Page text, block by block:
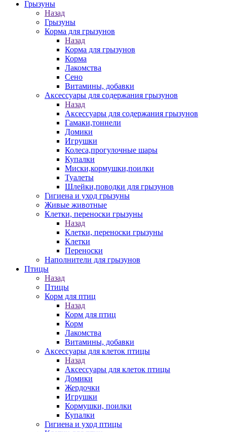
Грызуны
Назад
Грызуны
Корма для грызунов
Назад
Корма для грызунов
Корма
Лакомства
Сено
Витамины, добавки
Аксессуары для содержания грызунов
Назад
Аксессуары для содержания грызунов
Гамаки,тоннели
Домики
Игрушки
Колеса,прогулочные шары
Купалки
Миски,кормушки,поилки
Туалеты
Шлейки,поводки для грызунов
Гигиена и уход грызуны
Живые животные
Клетки, переноски грызуны
Назад
Клетки, переноски грызуны
Клетки
Переноски
Наполнители для грызунов
Птицы
Назад
Птицы
Корм для птиц
Назад
Корм для птиц
Корм
Лакомства
Витамины, добавки
Аксессуары для клеток птицы
Назад
Аксессуары для клеток птицы
Домики
Жердочки
Игрушки
Кормушки, поилки
Купалки
Гигиена и уход птицы